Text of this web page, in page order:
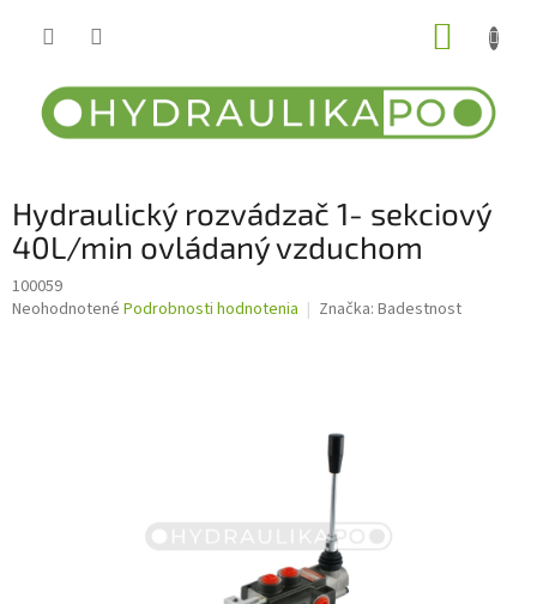
Hydraulický rozvádzač 1- sekciový
40L/min ovládaný vzduchom
100059
Priemerné
Neohodnotené Podrobnosti hodnotenia Značka: Badestnost